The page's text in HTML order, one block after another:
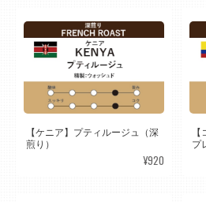
【ケニア】プティルージュ（深
煎り）
¥920
プ